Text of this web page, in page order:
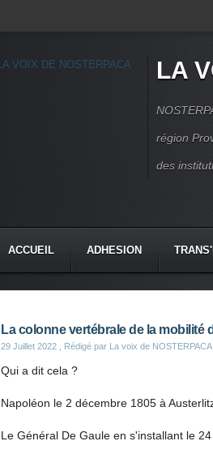
LA
région
des
ACCUEIL ADHESION
La colonne vertébrale de la mobilité
29 Juillet 2022 , Rédigé par La voix de NOSTERPACA
Qui a dit cela ?
Napoléon le 2 décembre 1805 à
Le Général De Gaule en s'installant le